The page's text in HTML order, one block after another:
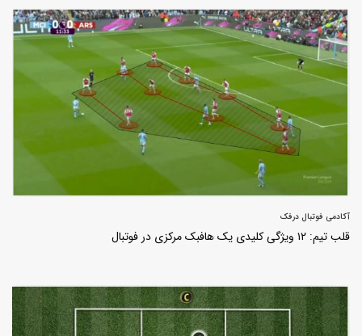
آکادمی فوتبال درفک
قلب تیم: ۱۲ ویژگی کلیدی یک هافبک مرکزی در فوتبال